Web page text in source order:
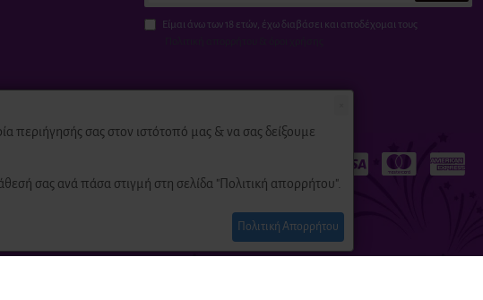
Είμαι άνω των 18 ετών, έχω διαβάσει και αποδέχομαι τους
περιήγησής σας στον ιστότοπό μας & να σας δείξουμε
σας ανά πάσα στιγμή στη σελίδα "Πολιτική απορρήτου".
Πολιτική Απορρήτου